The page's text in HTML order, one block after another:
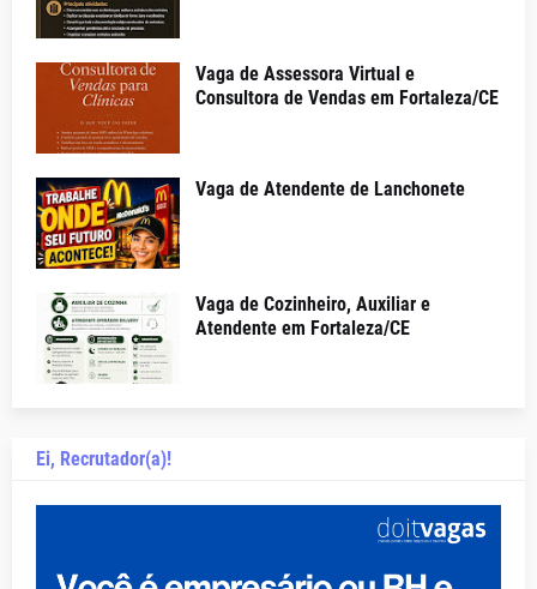
Vaga de Assessora Virtual e
Consultora de Vendas em Fortaleza/CE
Vaga de Atendente de Lanchonete
Vaga de Cozinheiro, Auxiliar e
Atendente em Fortaleza/CE
Ei, Recrutador(a)!